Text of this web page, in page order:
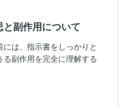
副作用について
は、指示書をしっかりと
副作用を完全に理解する